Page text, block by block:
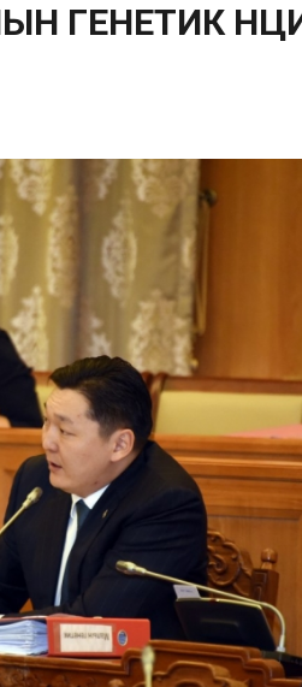
ГЕНЕТИК